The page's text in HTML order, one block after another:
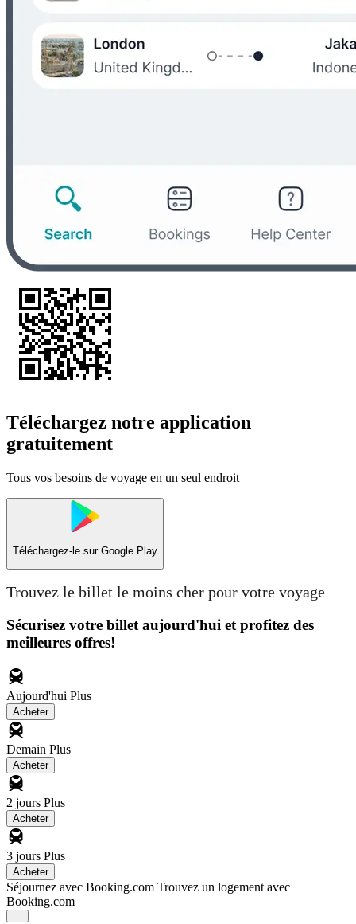
Téléchargez notre application
gratuitement
Tous vos besoins de voyage en un seul endroit
Téléchargez-le sur Google Play
Trouvez le billet le moins cher pour votre voyage
Sécurisez votre billet aujourd'hui et profitez des
meilleures offres!
Aujourd'hui Plus
Acheter
Demain Plus
Acheter
2 jours Plus
Acheter
3 jours Plus
Acheter
Séjournez avec Booking.com Trouvez un logement avec
Booking.com